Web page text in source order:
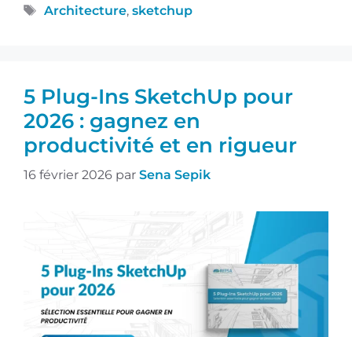
Architecture, sketchup
5 Plug-Ins SketchUp pour
2026 : gagnez en
productivité et en rigueur
16 février 2026 par Sena Sepik